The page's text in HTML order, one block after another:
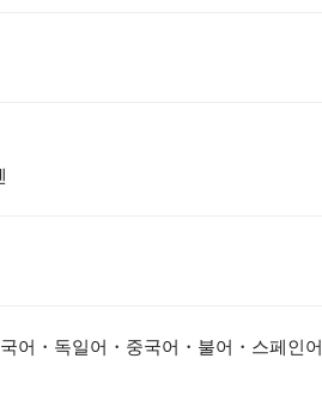
어・독일어・중국어・불어・스페인어